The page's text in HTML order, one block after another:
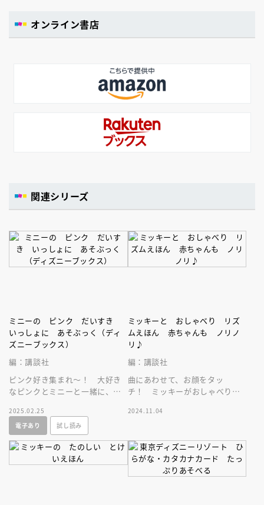
オンライン書店
関連シリーズ
ミニーの ピンク だいすき
いっしょに あそぶっく（ディ
ズニーブックス）
編：講談社
ピンク好き集まれ～！ 大好き
なピンクとミニーと一緒に、い
ブック！ おでかけに最適なミ
ニサイズ★
2025.02.25
電子あり
試し読み
ミッキーと おしゃべり リズ
ムえほん 赤ちゃんも ノリノ
リ♪
編：講談社
曲にあわせて、お顔をタッ
チ！ ミッキーがおしゃべりし
を刺激するミッキーのリズムあ
2024.11.04